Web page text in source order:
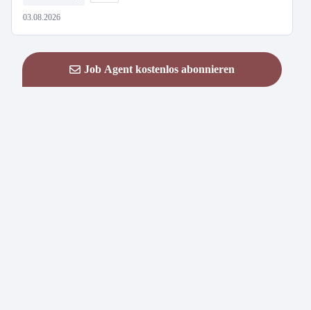
03.08.2026
Job Agent kostenlos abonnieren